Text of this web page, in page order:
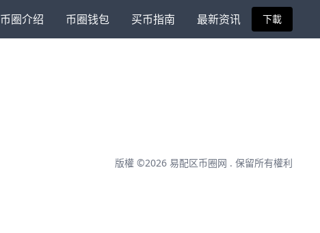
币圈介绍 币圈钱包 买币指南 最新资讯 下載
版權 ©2026 易配区币圈网 . 保留所有權利